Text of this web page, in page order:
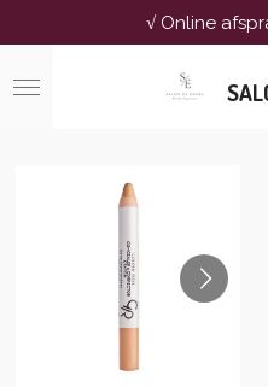
direct
naar
√ Online